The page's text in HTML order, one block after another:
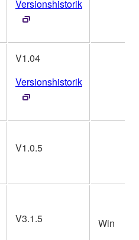
Versionshistorik
V1.04
Versionshistorik
V1.0.5
V3.1.5 Win